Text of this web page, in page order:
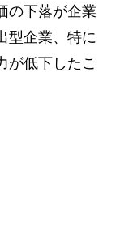
の下落が企業
型企業、特に
が低下したこ